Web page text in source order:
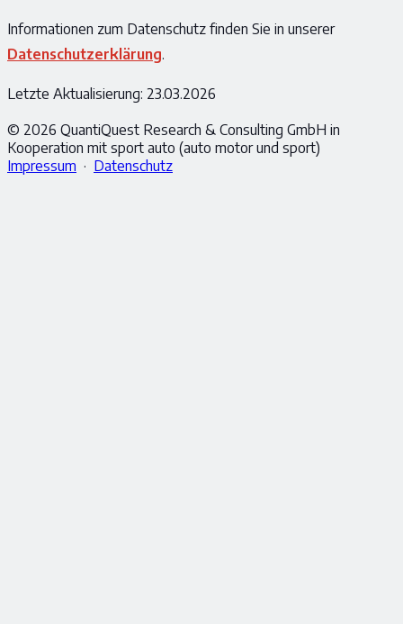
Informationen zum Datenschutz finden Sie in unserer
Datenschutzerklärung.
Letzte Aktualisierung: 23.03.2026
© 2026 QuantiQuest Research & Consulting GmbH in
Kooperation mit sport auto (auto motor und sport)
Impressum · Datenschutz